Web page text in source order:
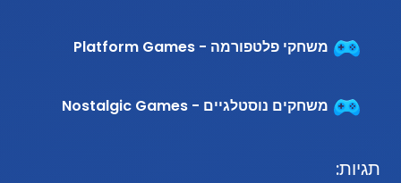
משחקי פלטפורמה - Platform Games
משחקים נוסטלגיים - Nostalgic Games
תגיות: